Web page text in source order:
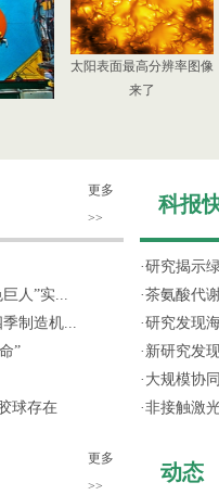
太阳表面最高分辨率图像
来了
更多
>>
人”实...
制造机...
”
球存在
更多
>>
科报
·研究揭示
·茶氨酸代
·研究发现
· 新研究发
· 大规模协
·非接触激
动态